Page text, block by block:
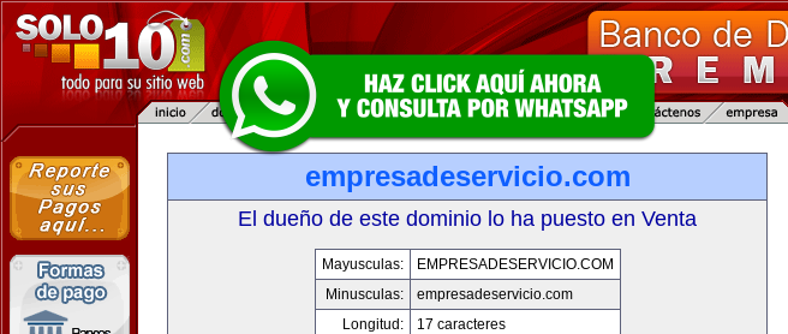
empresadeservicio.com
El dueño de este dominio lo ha puesto en Venta
Mayusculas:
EMPRESADESERVICIO.COM
Minusculas:
empresadeservicio.com
Longitud:
17 caracteres